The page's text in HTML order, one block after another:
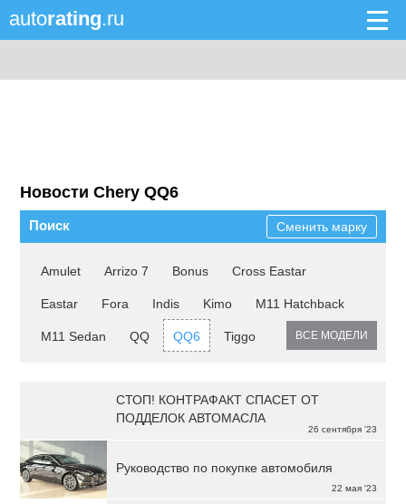
autorating.ru
Новости Chery QQ6
Поиск Сменить марку
Amulet Arrizo 7 Bonus Cross Eastar
Eastar Fora Indis Kimo M11 Hatchback
M11 Sedan QQ QQ6 Tiggo ВСЕ МОДЕЛИ
26 сентября '23
СТОП! КОНТРАФАКТ СПАСЕТ ОТ
ПОДДЕЛОК АВТОМАСЛА
22 мая '23
Руководство по покупке автомобиля